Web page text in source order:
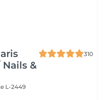
&
310
L-2449